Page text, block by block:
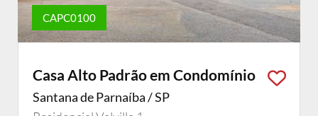
CAPC0100
Casa Alto Padrão em Condomínio
Santana de Parnaíba / SP